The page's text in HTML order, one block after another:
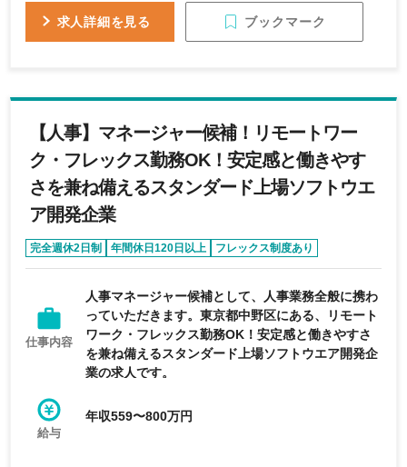
求人詳細を見る ブックマーク
【人事】マネージャー候補！リモートワー
ク・フレックス勤務OK！安定感と働きやす
さを兼ね備えるスタンダード上場ソフトウエ
ア開発企業
完全週休2日制 年間休日120日以上
フレックス制度あり
経験者優遇
エージェントおすすめ求人
仕事内容
人事マネージャー候補として、人事業務全般に携わ
っていただきます。東京都中野区にある、リモート
ワーク・フレックス勤務OK！安定感と働きやすさ
を兼ね備えるスタンダード上場ソフトウエア開発企
業の求人です。
給与
年収559〜800万円